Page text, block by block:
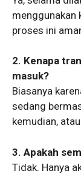
menggunakan
proses ini
2. Kenapa
masuk?
Biasanya
sedang
kemudian,
3. Apakah
Tidak. Hanya